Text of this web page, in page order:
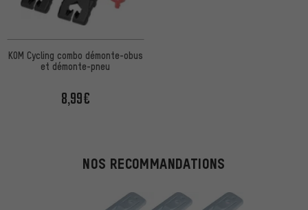
KOM Cycling combo démonte-obus
et démonte-pneu
8,99€
NOS RECOMMANDATIONS